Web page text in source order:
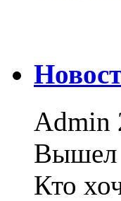
Admin
Вышел
Кто